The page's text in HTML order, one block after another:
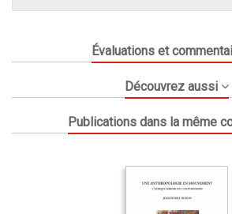
Évaluations et
Découvrez aussi
Publications dans la même